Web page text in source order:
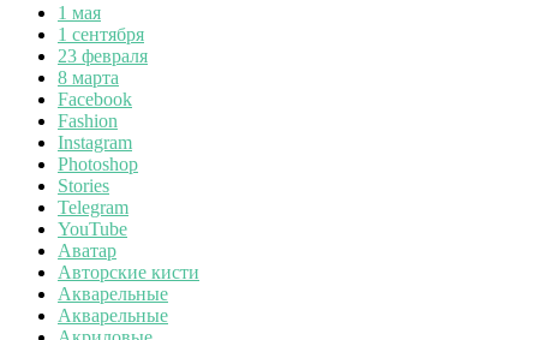
1 мая
1 сентября
23 февраля
8 марта
Facebook
Fashion
Instagram
Photoshop
Stories
Telegram
YouTube
Аватар
Авторские кисти
Акварельные
Акварельные